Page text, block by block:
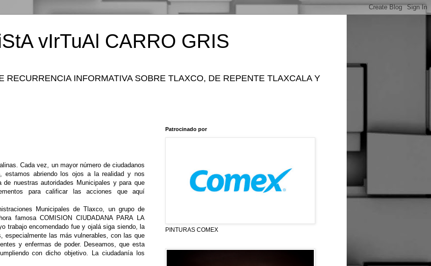
vIrTuAl CARRO GRIS
RECURRENCIA INFORMATIVA SOBRE TLAXCO, DE REPENTE TLAXCALA Y
Cada vez, un mayor número de ciudadanos
estamos abriendo los ojos a la realidad y nos
nuestras autoridades Municipales y para que
para calificar las acciones que aquí
Municipales de Tlaxco, un grupo de
famosa COMISION CIUDADANA PARA LA
trabajo encomendado fue y ojalá siga siendo, la
especialmente las más vulnerables, con las que
y enfermas de poder. Deseamos, que esta
con dicho objetivo. La ciudadanía los
Patrocinado por
PINTURAS COMEX